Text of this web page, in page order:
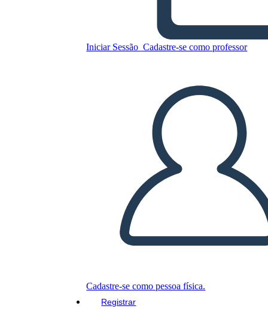
Iniciar Sessão Cadastre-se como professor
Cadastre-se como pessoa física.
Registrar
REPRODUZIR APRESENTAÇÃO DE SLIDES
LEIA PRA MIM